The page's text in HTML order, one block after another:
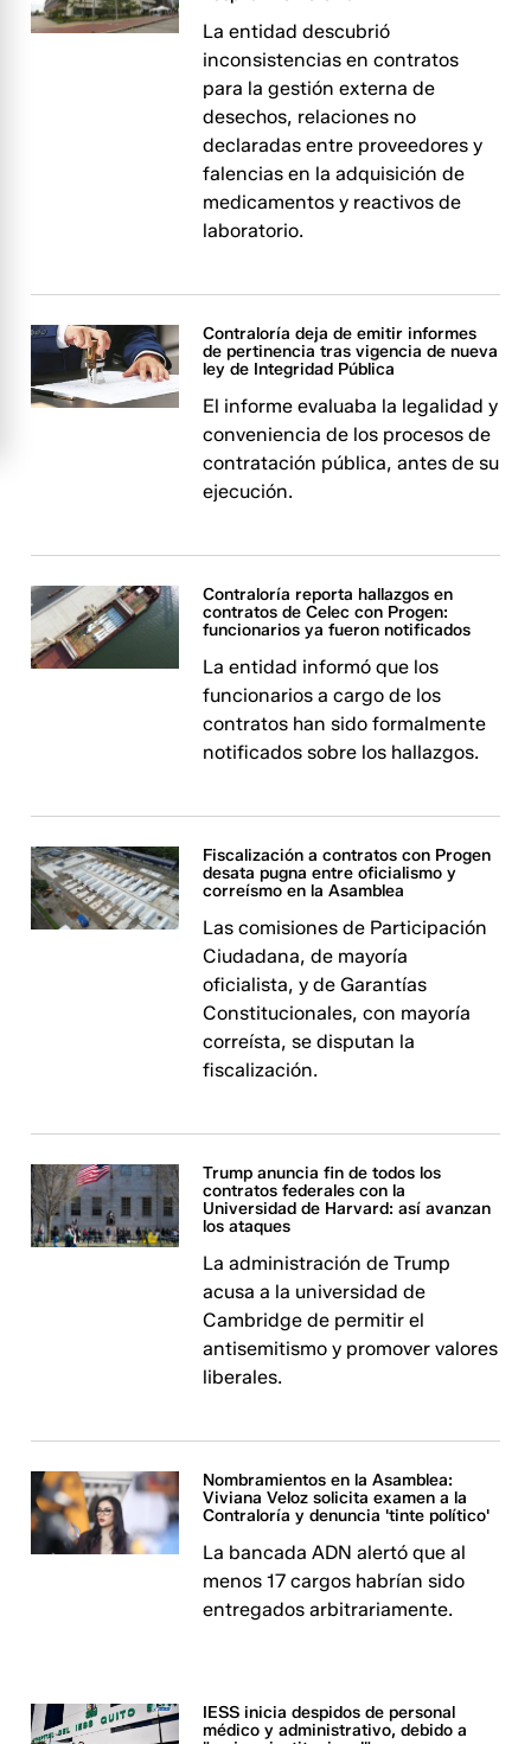
La entidad descubrió
inconsistencias en contratos
para la gestión externa de
desechos, relaciones no
declaradas entre proveedores y
falencias en la adquisición de
medicamentos y reactivos de
laboratorio.
Contraloría deja de emitir informes
de pertinencia tras vigencia de nueva
ley de Integridad Pública
El informe evaluaba la legalidad y
conveniencia de los procesos de
contratación pública, antes de su
ejecución.
Contraloría reporta hallazgos en
contratos de Celec con Progen:
funcionarios ya fueron notificados
La entidad informó que los
funcionarios a cargo de los
contratos han sido formalmente
notificados sobre los hallazgos.
Fiscalización a contratos con Progen
desata pugna entre oficialismo y
correísmo en la Asamblea
Las comisiones de Participación
Ciudadana, de mayoría
oficialista, y de Garantías
Constitucionales, con mayoría
correísta, se disputan la
fiscalización.
Trump anuncia fin de todos los
contratos federales con la
Universidad de Harvard: así avanzan
los ataques
La administración de Trump
acusa a la universidad de
Cambridge de permitir el
antisemitismo y promover valores
liberales.
Nombramientos en la Asamblea:
Viviana Veloz solicita examen a la
Contraloría y denuncia 'tinte político'
La bancada ADN alertó que al
menos 17 cargos habrían sido
entregados arbitrariamente.
IESS inicia despidos de personal
médico y administrativo, debido a